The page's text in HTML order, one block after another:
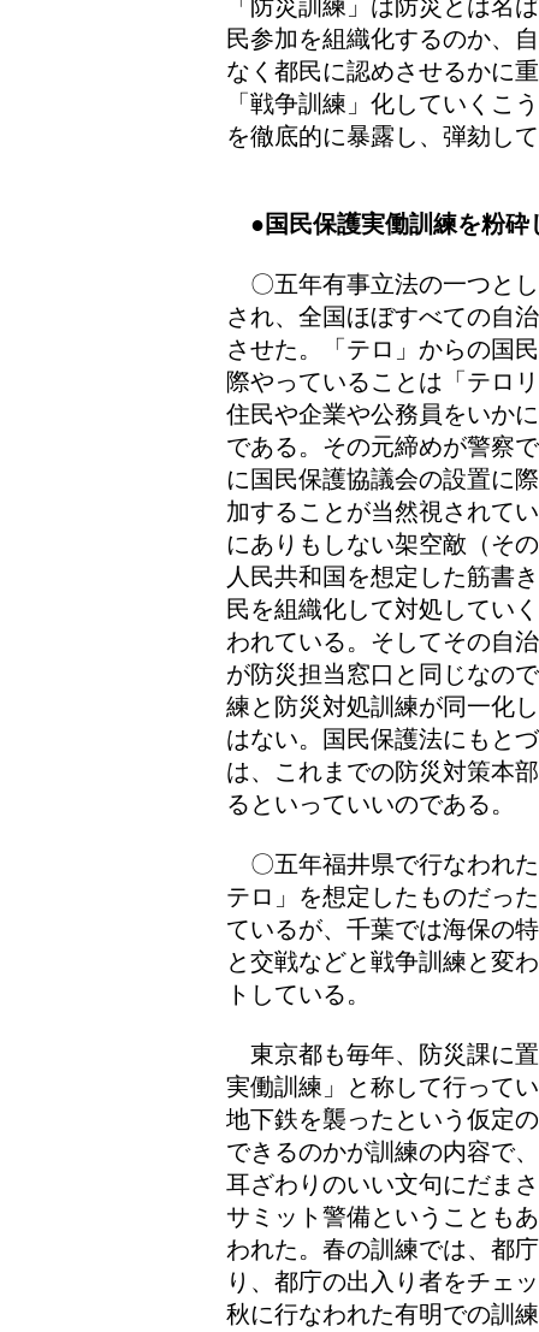
「防災訓練」は防災とは名
民参加を組織化するのか、
なく都民に認めさせるかに
「戦争訓練」化していくこ
を徹底的に暴露し、弾劾し
●国民保護実働訓練を粉砕
〇五年有事立法の一つと
され、全国ほぼすべての自
させた。「テロ」からの国
際やっていることは「テロ
住民や企業や公務員をいか
である。その元締めが警察
に国民保護協議会の設置に
加することが当然視されて
にありもしない架空敵（そ
人民共和国を想定した筋書
民を組織化して対処してい
われている。そしてその自
が防災担当窓口と同じなの
練と防災対処訓練が同一化
はない。国民保護法にもと
は、これまでの防災対策本
るといっていいのである。
〇五年福井県で行なわれ
テロ」を想定したものだっ
ているが、千葉では海保の
と交戦などと戦争訓練と変
トしている。
東京都も毎年、防災課に
実働訓練」と称して行って
地下鉄を襲ったという仮定
できるのかが訓練の内容で
耳ざわりのいい文句にだま
サミット警備ということも
われた。春の訓練では、都
り、都庁の出入り者をチェ
秋に行なわれた有明での訓